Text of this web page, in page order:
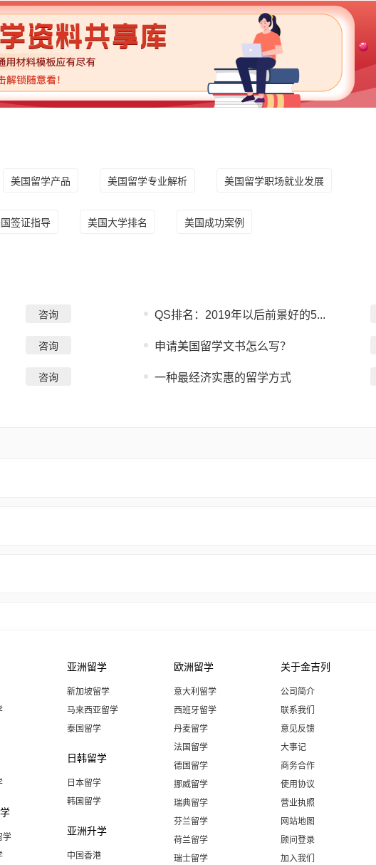
美国留学产品 美国留学专业解析 美国留学职场就业发展
签证指导 美国大学排名 美国成功案例
咨询 QS排名：2019年以后前景好的5...
咨询 申请美国留学文书怎么写？
咨询 一种最经济实惠的留学方式
学
亚洲留学
新加坡留学
马来西亚留学
泰国留学
日韩留学
日本留学
韩国留学
亚洲升学
中国香港
欧洲留学
意大利留学
西班牙留学
丹麦留学
法国留学
德国留学
挪威留学
瑞典留学
芬兰留学
荷兰留学
瑞士留学
关于金吉列
公司简介
联系我们
意见反馈
大事记
商务合作
使用协议
营业执照
网站地图
顾问登录
加入我们